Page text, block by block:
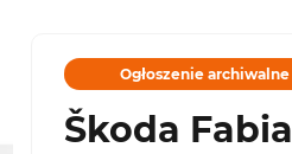
Ogłoszenie archiwalne
Škoda Fabia